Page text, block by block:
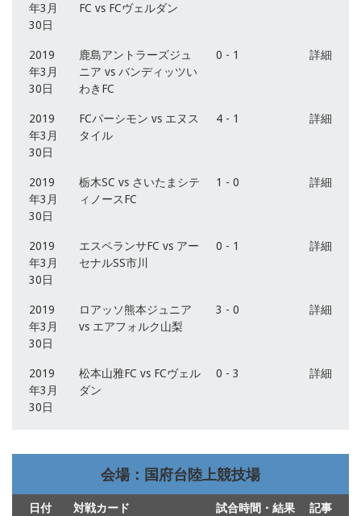
年3月
30日
FC vs FCヴェルダン
2019
年3月
30日
鹿島アントラーズジュ
ニア vs バンディッツい
わきFC
0 - 1 詳細
2019
年3月
30日
FCパーシモン vs エヌス
タイル
4 - 1 詳細
2019
年3月
30日
栃木SC vs さいたまシテ
ィノースFC
1 - 0 詳細
2019
年3月
30日
エスペランサFC vs アー
セナルSS市川
0 - 1 詳細
2019
年3月
30日
ロアッソ熊本ジュニア
vs エアフォルク山梨
3 - 0 詳細
2019
年3月
30日
松本山雅FC vs FCヴェル
ダン
0 - 3 詳細
会場：国府台陸上競技場
日付 対戦カード 試合時間・結果 記事